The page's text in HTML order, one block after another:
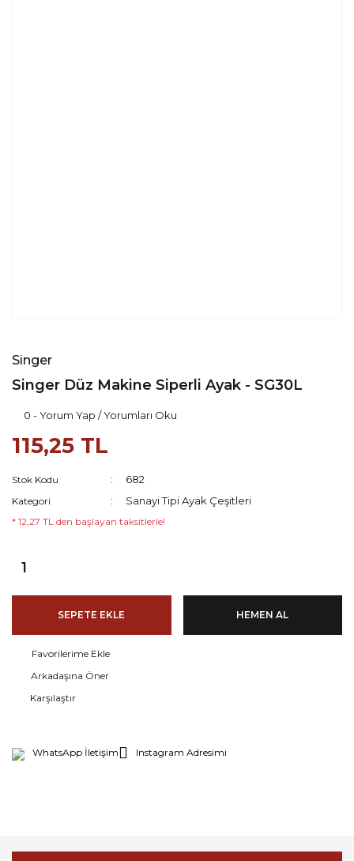
Singer
Singer Düz Makine Siperli Ayak - SG30L
0 - Yorum Yap / Yorumları Oku
115,25 TL
Stok Kodu 682
Kategori Sanayi Tipi Ayak Çeşitleri
* 12,27 TL den başlayan taksitlerle!
SEPETE EKLE HEMEN AL
Arkadaşına Öner
Karşılaştır
WhatsApp İletişim Instagram Adresimi